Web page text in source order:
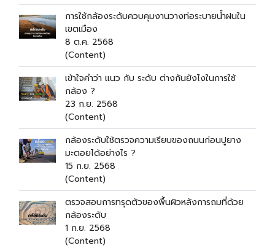
การใช้กล้องระดับควบคุมงานวางท่อระบายน้ำฝนใน
เขตเมือง
8 ต.ค. 2568
(Content)
เข้าใจคำว่า แนว กับ ระดับ ต่างกันยังไงในการใช้
กล้อง ?
23 ก.ย. 2568
(Content)
กล้องระดับใช้ตรวจความเรียบของถนนก่อนปูยาง
มะตอยได้อย่างไร ?
15 ก.ย. 2568
(Content)
ตรวจสอบการทรุดตัวของพื้นผิวหลังการถมที่ด้วย
กล้องระดับ
1 ก.ย. 2568
(Content)